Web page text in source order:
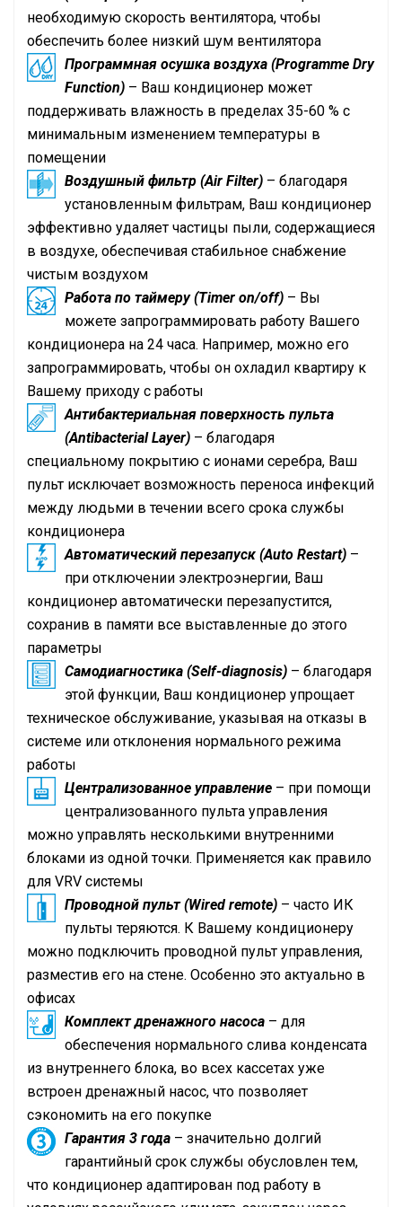
необходимую скорость вентилятора, чтобы
обеспечить более низкий шум вентилятора
Программная осушка воздуха (Programme Dry
Function) – Ваш кондиционер может
поддерживать влажность в пределах 35-60 % с
минимальным изменением температуры в
помещении
Воздушный фильтр (Air Filter) – благодаря
установленным фильтрам, Ваш кондиционер
эффективно удаляет частицы пыли, содержащиеся
в воздухе, обеспечивая стабильное снабжение
чистым воздухом
Работа по таймеру (Timer on/off) – Вы
можете запрограммировать работу Вашего
кондиционера на 24 часа. Например, можно его
запрограммировать, чтобы он охладил квартиру к
Вашему приходу с работы
Антибактериальная поверхность пульта
(Antibacterial Layer) – благодаря
специальному покрытию с ионами серебра, Ваш
пульт исключает возможность переноса инфекций
между людьми в течении всего срока службы
кондиционера
Автоматический перезапуск (Auto Restart) –
при отключении электроэнергии, Ваш
кондиционер автоматически перезапустится,
сохранив в памяти все выставленные до этого
параметры
Самодиагностика (Self-diagnosis) – благодаря
этой функции, Ваш кондиционер упрощает
техническое обслуживание, указывая на отказы в
системе или отклонения нормального режима
работы
Централизованное управление – при помощи
централизованного пульта управления
можно управлять несколькими внутренними
блоками из одной точки. Применяется как правило
для VRV системы
Проводной пульт (Wired remote) – часто ИК
пульты теряются. К Вашему кондиционеру
можно подключить проводной пульт управления,
разместив его на стене. Особенно это актуально в
офисах
Комплект дренажного насоса – для
обеспечения нормального слива конденсата
из внутреннего блока, во всех кассетах уже
встроен дренажный насос, что позволяет
сэкономить на его покупке
Гарантия 3 года – значительно долгий
гарантийный срок службы обусловлен тем,
что кондиционер адаптирован под работу в